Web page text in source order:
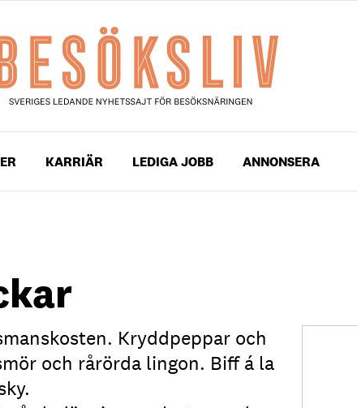
KARRIÄR LEDIGA JOBB ANNONSERA
Kryddpeppar och
och rårörda lingon. Biff á la